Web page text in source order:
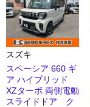
スズキ
スペーシア 660 ギ
ア ハイブリッド
XZターボ 両側電動
スライドドア ク